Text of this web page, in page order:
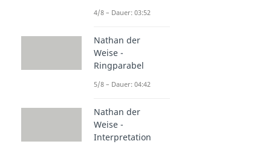
4/8 – Dauer: 03:52
Nathan der
Weise -
Ringparabel
5/8 – Dauer: 04:42
Nathan der
Weise -
Interpretation